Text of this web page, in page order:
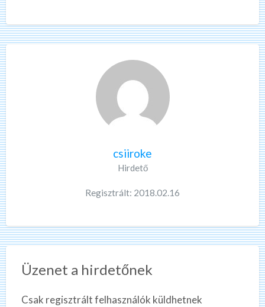
csiiroke
Hirdető
Regisztrált: 2018.02.16
Üzenet a hirdetőnek
Csak regisztrált felhasználók küldhetnek